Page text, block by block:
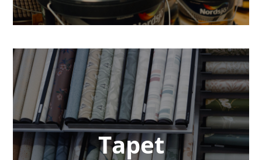
Tapet